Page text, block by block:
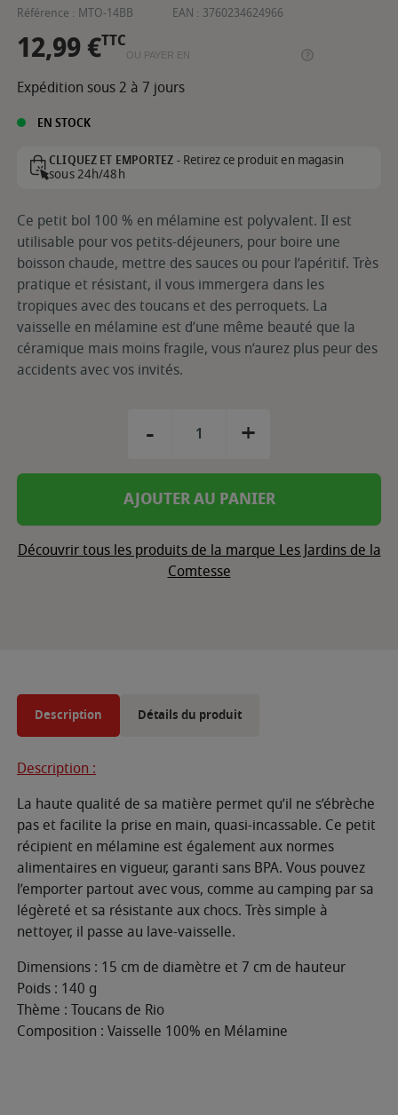
Référence : MTO-14BB EAN : 3760234624966
12,99 €TTC
OU PAYER EN
Expédition sous 2 à 7 jours
EN STOCK
CLIQUEZ ET EMPORTEZ -Retirez ce produit en magasin
sous 24h/48h
Ce petit bol 100 % en mélamine est polyvalent. Il est
utilisable pour vos petits-déjeuners, pour boire une
boisson chaude, mettre des sauces ou pour l’apéritif. Très
pratique et résistant, il vous immergera dans les
tropiques avec des toucans et des perroquets. La
vaisselle en mélamine est d’une même beauté que la
céramique mais moins fragile, vous n’aurez plus peur des
accidents avec vos invités.
- +
AJOUTER AU PANIER
Découvrir tous les produits de la marque Les Jardins de la
Comtesse
Description Détails du produit
Description :
La haute qualité de sa matière permet qu’il ne s’ébrèche
pas et facilite la prise en main, quasi-incassable. Ce petit
récipient en mélamine est également aux normes
alimentaires en vigueur, garanti sans BPA. Vous pouvez
l’emporter partout avec vous, comme au camping par sa
légèreté et sa résistante aux chocs. Très simple à
nettoyer, il passe au lave-vaisselle.
Dimensions : 15 cm de diamètre et 7 cm de hauteur
Poids : 140 g
Thème : Toucans de Rio
Composition : Vaisselle 100% en Mélamine